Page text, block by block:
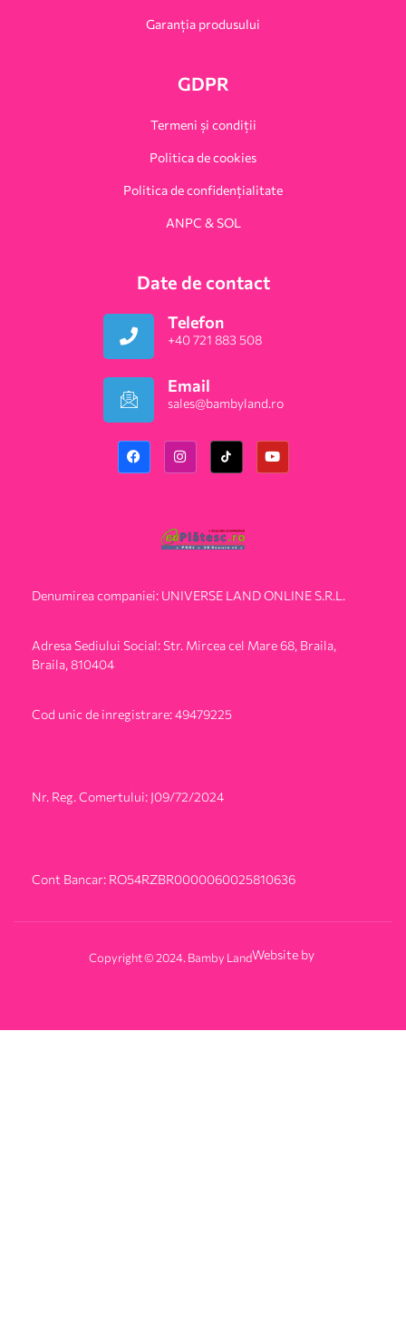
Garanția produsului
GDPR
Termeni și condiții
Politica de cookies
Politica de confidențialitate
ANPC & SOL
Date de contact
Telefon
+40 721 883 508
Email
sales@bambyland.ro​
Denumirea companiei: UNIVERSE LAND ONLINE S.R.L.
Adresa Sediului Social: Str. Mircea cel Mare 68, Braila,
Braila, 810404
Cod unic de inregistrare: 49479225
Nr. Reg. Comertului: J09/72/2024
Cont Bancar: RO54RZBR0000060025810636
Copyright © 2024. Bamby LandWebsite by